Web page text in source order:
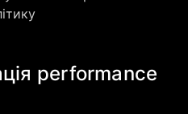
performance